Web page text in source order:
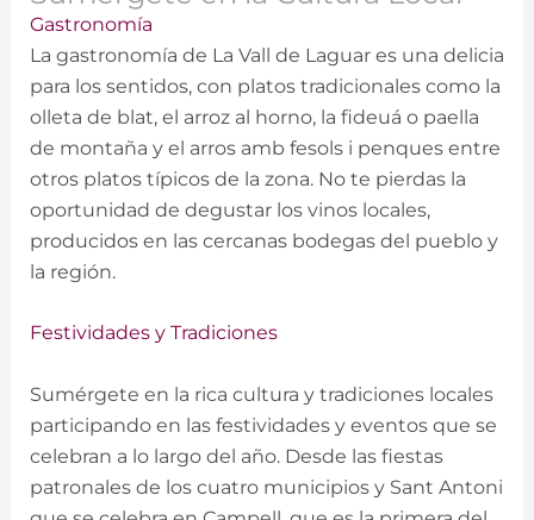
Gastronomía
La gastronomía de La Vall de Laguar es una delicia
para los sentidos, con platos tradicionales como la
olleta de blat, el arroz al horno, la fideuá o paella
de montaña y el arros amb fesols i penques entre
otros platos típicos de la zona. No te pierdas la
oportunidad de degustar los vinos locales,
producidos en las cercanas bodegas del pueblo y
la región.
Festividades y Tradiciones
Sumérgete en la rica cultura y tradiciones locales
participando en las festividades y eventos que se
celebran a lo largo del año. Desde las fiestas
patronales de los cuatro municipios y Sant Antoni